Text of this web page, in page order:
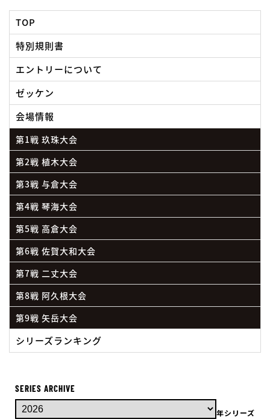
TOP
特別規則書
エントリーについて
ゼッケン
会場情報
第1戦 玖珠大会
第2戦 植木大会
第3戦 与倉大会
第4戦 琴海大会
第5戦 高倉大会
第6戦 佐賀大和大会
第7戦 二丈大会
第8戦 阿久根大会
第9戦 矢岳大会
シリーズランキング
SERIES ARCHIVE
年シリーズ